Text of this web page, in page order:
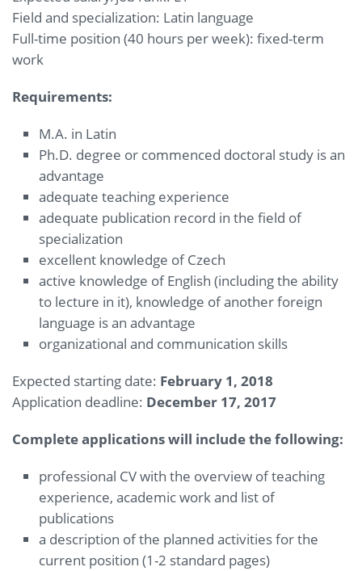
Field and specialization: Latin language
Full-time position (40 hours per week): fixed-term
work
Requirements:
M.A. in Latin
Ph.D. degree or commenced doctoral study is an
advantage
adequate teaching experience
adequate publication record in the field of
specialization
excellent knowledge of Czech
active knowledge of English (including the ability
to lecture in it), knowledge of another foreign
language is an advantage
organizational and communication skills
Expected starting date: February 1, 2018
Application deadline: December 17, 2017
Complete applications will include the following:
professional CV with the overview of teaching
experience, academic work and list of
publications
a description of the planned activities for the
current position (1-2 standard pages)